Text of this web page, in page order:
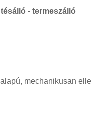
- termeszálló
mechanikusan